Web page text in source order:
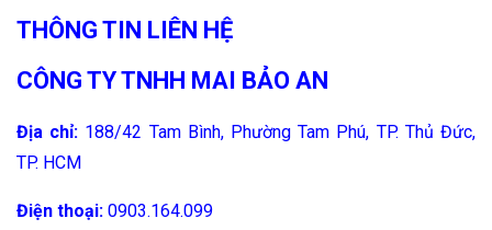
THÔNG TIN LIÊN HỆ
CÔNG TY TNHH MAI BẢO AN
Địa chỉ: 188/42 Tam Bình, Phường Tam Phú, TP. Thủ Đức,
TP. HCM
Điện thoại: 0903.164.099